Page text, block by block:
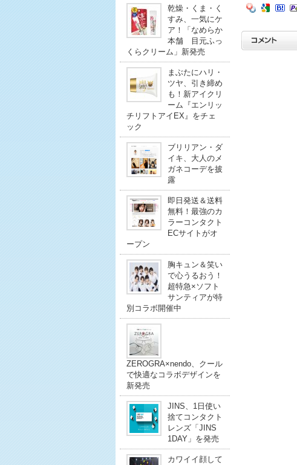
乾燥・くま・く
すみ、一気にケ
ア！「なめらか
本舗 目元ふっ
くらクリーム」新発売
まぶたにハリ・
ツヤ、引き締め
も！新アイクリ
ーム『エンリッ
チリフトアイEX』をチェ
ック
ブリリアン・ダ
イキ、大人のメ
ガネコーデを披
露
即日発送＆送料
無料！最強のカ
ラーコンタクト
ECサイトがオ
ープン
胸キュン＆笑い
で心うるおう！
超特急×ソフト
サンティアが特
別コラボ開催中
ZEROGRA×nendo、クール
で快適なコラボデザインを
新発売
JINS、1日使い
捨てコンタクト
レンズ「JINS
1DAY」を発売
カワイイ顔して